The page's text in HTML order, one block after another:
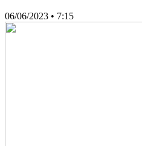
06/06/2023 • 7:15